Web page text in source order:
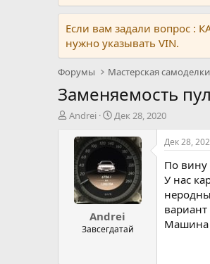
Если вам задали вопрос :
нужно указывать VIN.
Форумы Мастерская
Заменяемость
А
м
Andrei
Д
т
н
а
ч
а
л
а
Дек 28, 2020
Andrei
Завсегдатай
Дек 28,
По вину
У нас
Машина